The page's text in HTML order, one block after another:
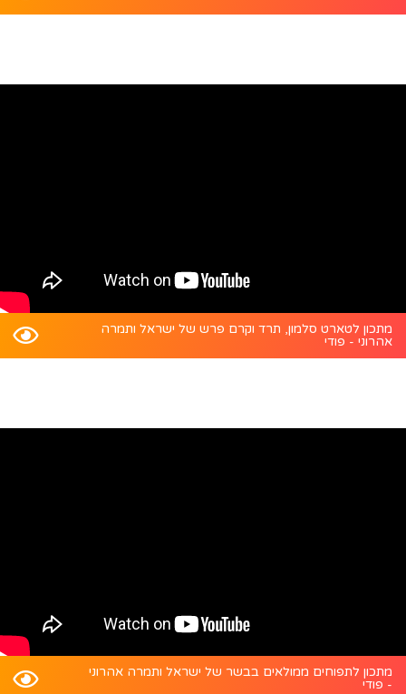
מתכון לטארט סלמון, תרד וקרם פרש של ישראל ותמרה
אהרוני - פודי
מתכון לתפוחים ממולאים בבשר של ישראל ותמרה אהרוני
- פודי